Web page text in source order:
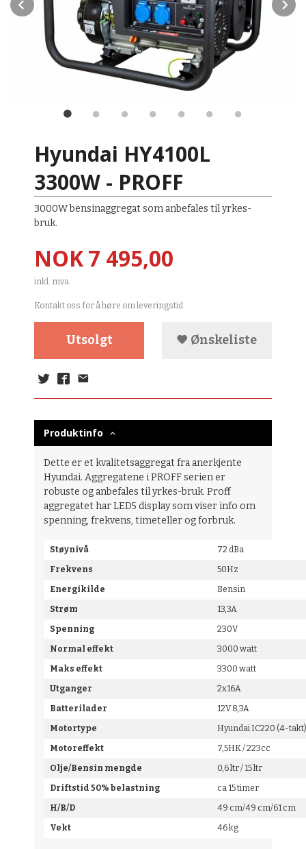
Hyundai HY4100L
3300W - PROFF
3000W bensinaggregat som anbefales til yrkes-
bruk.
Pris
NOK7 495,00
inkl. mva.
Kontakt oss for å høre om leveringstid
Utsolgt Ønskeliste
Produktinfo
Dette er et kvalitetsaggregat fra anerkjente
Hyundai. Aggregatene i PROFF serien er
robuste og anbefales til yrkes-bruk. Proff
aggregatet har LED5 display som viser info om
spenning, frekvens, timeteller og forbruk.
Støynivå 72 dBa
Frekvens 50Hz
Energikilde Bensin
Strøm 13,3A
Spenning 230V
Normal effekt 3000 watt
Maks effekt 3300 watt
Utganger 2x16A
Batterilader 12V 8,3A
Motortype Hyundai IC220 (4-
Motoreffekt 7,5HK / 223cc
Olje/Bensin mengde 0,6 ltr / 15 ltr
Driftstid 50% belastning ca 15 timer
H/B/D 49 cm/49 cm/61 cm
Vekt 46 kg